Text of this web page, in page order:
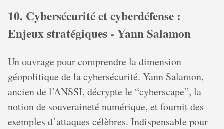
10. Cybersécurité et cyberdéfense :
Enjeux stratégiques - Yann Salamon
Un ouvrage pour comprendre la dimension
géopolitique de la cybersécurité. Yann Salamon,
ancien de l’ANSSI, décrypte le “cyberscape”, la
notion de souveraineté numérique, et fournit des
exemples d’attaques célèbres. Indispensable pour